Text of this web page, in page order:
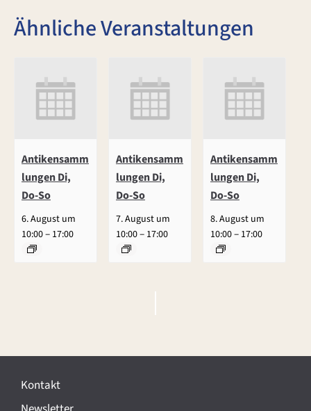
Ähnliche Veranstaltungen
Antikensamm
lungen Di,
Do-So
6. August um
10:00– 17:00
Antikensamm
lungen Di,
Do-So
7. August um
10:00– 17:00
Antikensamm
lungen Di,
Do-So
8. August um
10:00– 17:00
e
aKontakt